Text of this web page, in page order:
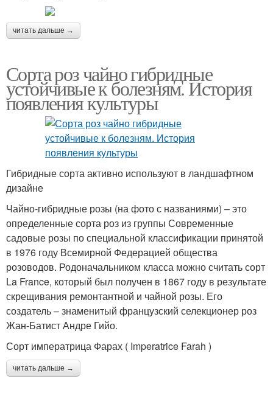
читать дальше →
Сорта роз чайно гибридные
устойчивые к болезням. История
появления культуры
Гибридные сорта активно используют в ландшафтном
дизайне
Чайно-гибридные розы (на фото с названиями) – это
определенные сорта роз из группы Современные
садовые розы по специальной классификации принятой
в 1976 году Всемирной Федерацией общества
розоводов. Родоначальником класса можно считать сорт
La France, который был получен в 1867 году в результате
скрещивания ремонтантной и чайной розы. Его
создатель – знаменитый французский селекционер роз
Жан-Батист Андре Гийо.
Сорт императрица Фарах ( Imperatrice Farah )
читать дальше →